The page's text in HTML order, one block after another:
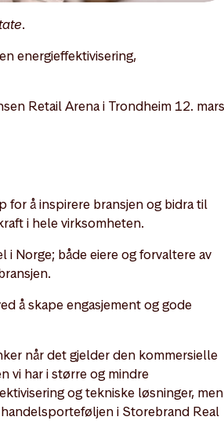
energieffektivisering,
Retail Arena i Trondheim 12.
å inspirere bransjen og bidra til
i hele virksomheten.
Norge; både eiere og forvaltere av
å skape engasjement og gode
når det gjelder den kommersielle
vi har i større og mindre
og tekniske løsninger, men
i Storebrand Real